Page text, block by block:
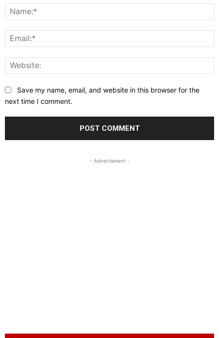
Save my name, email, and website in this browser for the
next time I comment.
- Advertisment -